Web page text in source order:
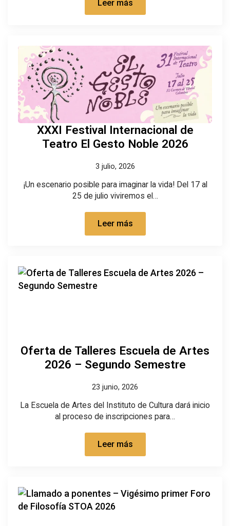
Leer más
XXXI Festival Internacional de
Teatro El Gesto Noble 2026
3 julio, 2026
¡Un escenario posible para imaginar la vida! Del 17 al
25 de julio viviremos el…
Leer más
Oferta de Talleres Escuela de Artes
2026 – Segundo Semestre
23 junio, 2026
La Escuela de Artes del Instituto de Cultura dará inicio
al proceso de inscripciones para…
Leer más